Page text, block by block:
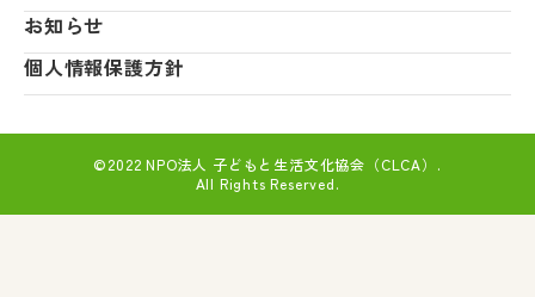
お知らせ
個人情報保護方針
©2022 NPO法人 子どもと生活文化協会（CLCA）.
All Rights Reserved.